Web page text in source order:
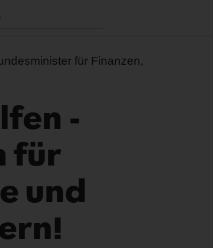
für Finanzen,
-
für
und